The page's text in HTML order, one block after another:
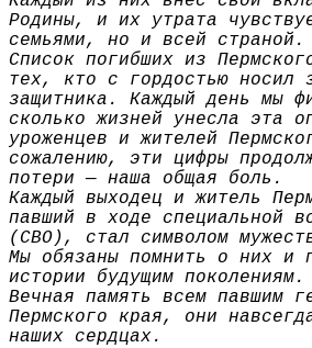
Родины, и их утрата
семьями, но и всей страной.
Список погибших из
тех, кто с гордостью носил
защитника. Каждый день мы
сколько жизней унесла эта
уроженцев и жителей
сожалению, эти цифры
потери — наша общая боль.
Каждый выходец и житель
павший в ходе специальной
(СВО), стал символом
Мы обязаны помнить о них и
истории будущим поколениям.
Вечная память всем павшим
Пермского края, они
наших сердцах.